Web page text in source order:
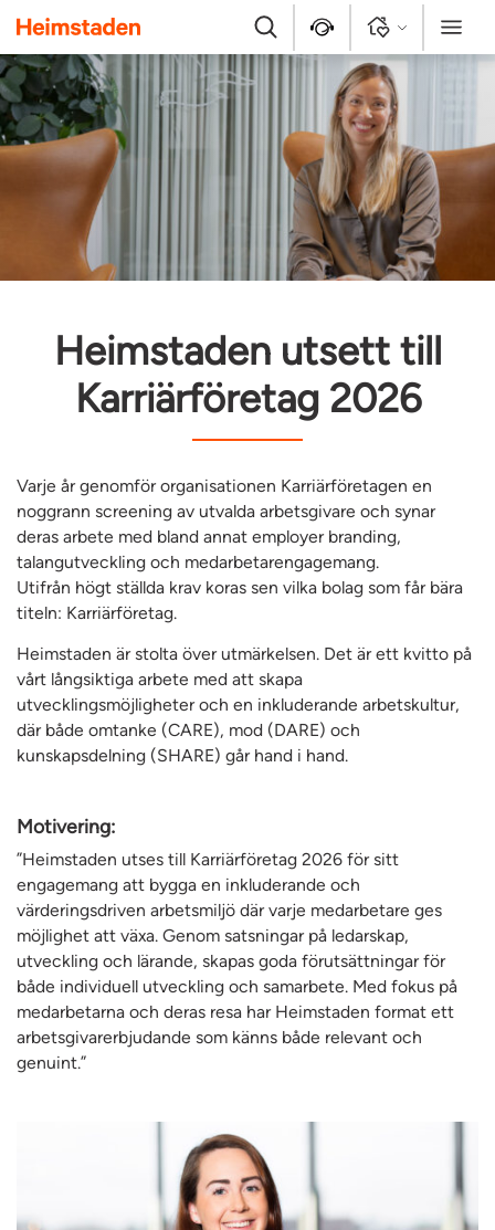
Heimstaden
Sök Kontakt Logga in Meny
Heimstaden utsett till
Karriärföretag 2026
Varje år genomför organisationen Karriärföretagen en
noggrann screening av utvalda arbetsgivare och synar
deras arbete med bland annat employer branding,
talangutveckling och medarbetarengagemang.
Utifrån högt ställda krav koras sen vilka bolag som får bära
titeln: Karriärföretag.
Heimstaden är stolta över utmärkelsen. Det är ett kvitto på
vårt långsiktiga arbete med att skapa
utvecklingsmöjligheter och en inkluderande arbetskultur,
där både omtanke (CARE), mod (DARE) och
kunskapsdelning (SHARE) går hand i hand.
Motivering:
”Heimstaden utses till Karriärföretag 2026 för sitt
engagemang att bygga en inkluderande och
värderingsdriven arbetsmiljö där varje medarbetare ges
möjlighet att växa. Genom satsningar på ledarskap,
utveckling och lärande, skapas goda förutsättningar för
både individuell utveckling och samarbete. Med fokus på
medarbetarna och deras resa har Heimstaden format ett
arbetsgivarerbjudande som känns både relevant och
genuint.”